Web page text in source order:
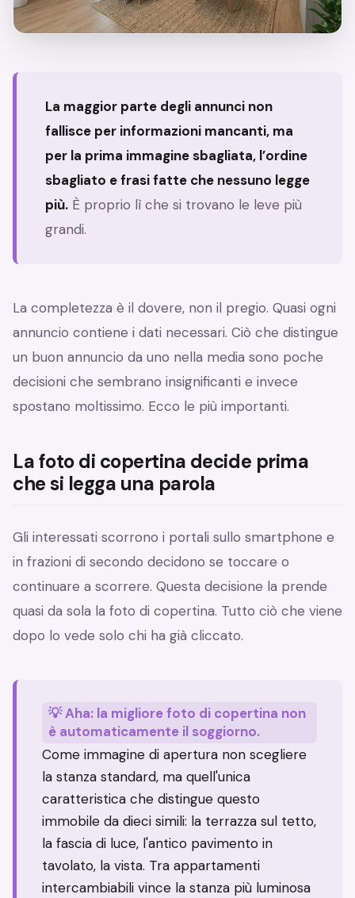
La maggior parte degli annunci non
fallisce per informazioni mancanti, ma
per la prima immagine sbagliata, l’ordine
sbagliato e frasi fatte che nessuno legge
più. È proprio lì che si trovano le leve più
grandi.
La completezza è il dovere, non il pregio. Quasi ogni
annuncio contiene i dati necessari. Ciò che distingue
un buon annuncio da uno nella media sono poche
decisioni che sembrano insignificanti e invece
spostano moltissimo. Ecco le più importanti.
La foto di copertina decide prima
che si legga una parola
Gli interessati scorrono i portali sullo smartphone e
in frazioni di secondo decidono se toccare o
continuare a scorrere. Questa decisione la prende
quasi da sola la foto di copertina. Tutto ciò che viene
dopo lo vede solo chi ha già cliccato.
💡 Aha: la migliore foto di copertina non
è automaticamente il soggiorno.
Come immagine di apertura non scegliere
la stanza standard, ma quell'unica
caratteristica che distingue questo
immobile da dieci simili: la terrazza sul tetto,
la fascia di luce, l'antico pavimento in
tavolato, la vista. Tra appartamenti
intercambiabili vince la stanza più luminosa